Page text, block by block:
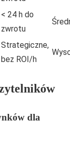
< 24 h do
zwrotu
Strategiczne,
bez ROI/h
dla